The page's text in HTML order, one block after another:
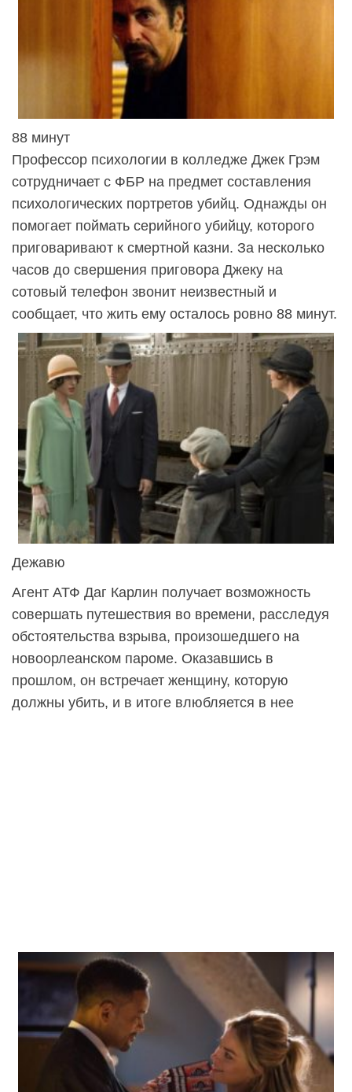
88 минут
Профессор психологии в колледже Джек Грэм
сотрудничает с ФБР на предмет составления
психологических портретов убийц. Однажды он
помогает поймать серийного убийцу, которого
приговаривают к смертной казни. За несколько
часов до свершения приговора Джеку на
сотовый телефон звонит неизвестный и
сообщает, что жить ему осталось ровно 88 минут.
Дежавю
Агент АТФ Даг Карлин получает возможность
совершать путешествия во времени, расследуя
обстоятельства взрыва, произошедшего на
новоорлеанском пароме. Оказавшись в
прошлом, он встречает женщину, которую
должны убить, и в итоге влюбляется в нее